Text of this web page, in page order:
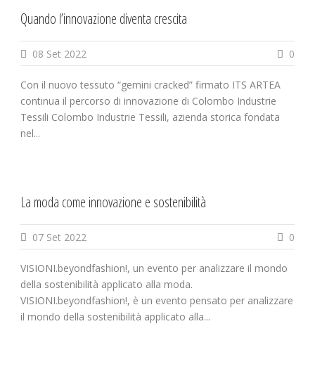
Quando l’innovazione diventa crescita
08 Set 2022 0
Con il nuovo tessuto “gemini cracked” firmato ITS ARTEA
continua il percorso di innovazione di Colombo Industrie
Tessili Colombo Industrie Tessili, azienda storica fondata
nel...
La moda come innovazione e sostenibilità
07 Set 2022 0
VISIONI.beyondfashion!, un evento per analizzare il mondo
della sostenibilità applicato alla moda.
VISIONI.beyondfashion!, è un evento pensato per analizzare
il mondo della sostenibilità applicato alla...